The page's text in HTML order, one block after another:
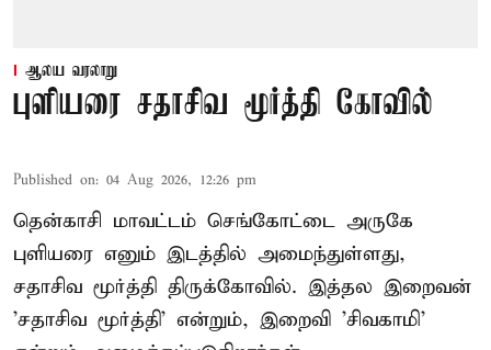
ஆலய வரலாறு
புளியரை சதாசிவ மூர்த்தி கோவில்
Published on: 04 Aug 2026, 12:26 pm
தென்காசி மாவட்டம் செங்கோட்டை அருகே
புளியரை எனும் இடத்தில் அமைந்துள்ளது,
சதாசிவ மூர்த்தி திருக்கோவில். இத்தல இறைவன்
'சதாசிவ மூர்த்தி' என்றும், இறைவி 'சிவகாமி'